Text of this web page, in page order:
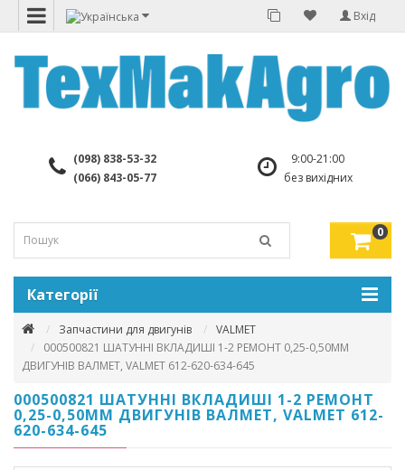
Вхід
(098) 838-53-32
(066) 843-05-77
9:00-21:00
без вихідних
0
Категорії
Запчастини для двигунів
VALMET
000500821 ШАТУННІ ВКЛАДИШІ 1-2 РЕМОНТ 0,25-0,50ММ
ДВИГУНІВ ВАЛМЕТ, VALMET 612-620-634-645
000500821 ШАТУННІ ВКЛАДИШІ 1-2 РЕМОНТ
0,25-0,50ММ ДВИГУНІВ ВАЛМЕТ, VALMET 612-
620-634-645